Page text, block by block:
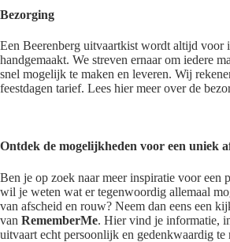
Bezorging
Een Beerenberg uitvaartkist wordt altijd voor
handgemaakt. We streven ernaar om iedere
snel mogelijk te maken en leveren. Wij
feestdagen tarief. Lees hier meer over de
Ontdek de mogelijkheden voor een uniek
Ben je op zoek naar meer inspiratie voor een
wil je weten wat er tegenwoordig allemaal
van afscheid en rouw? Neem dan eens een
van RememberMe. Hier vind je informatie,
uitvaart echt persoonlijk en gedenkwaardig te